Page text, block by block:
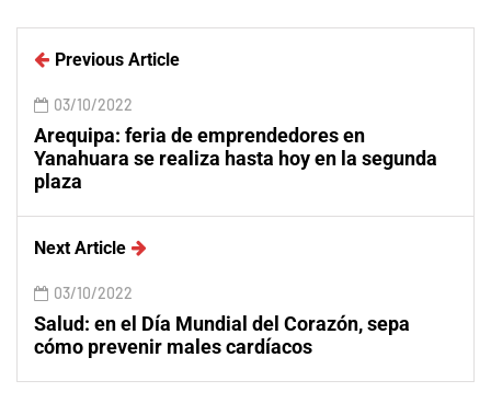
Previous Article
03/10/2022
Arequipa: feria de emprendedores en
Yanahuara se realiza hasta hoy en la segunda
plaza
Next Article
03/10/2022
Salud: en el Día Mundial del Corazón, sepa
cómo prevenir males cardíacos